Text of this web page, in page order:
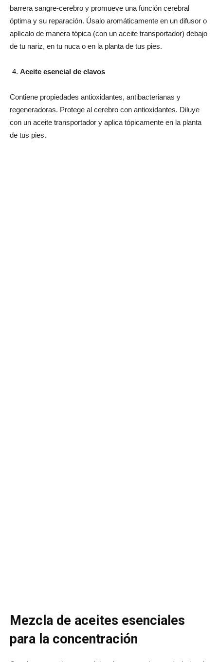
barrera sangre-cerebro y promueve una función cerebral
óptima y su reparación. Úsalo aromáticamente en un difusor o
aplícalo de manera tópica (con un aceite transportador) debajo
de tu nariz, en tu nuca o en la planta de tus pies.
Aceite esencial de clavos
Contiene propiedades antioxidantes, antibacterianas y
regeneradoras. Protege al cerebro con antioxidantes. Diluye
con un aceite transportador y aplica tópicamente en la planta
de tus pies.
Mezcla de aceites esenciales
para la concentración